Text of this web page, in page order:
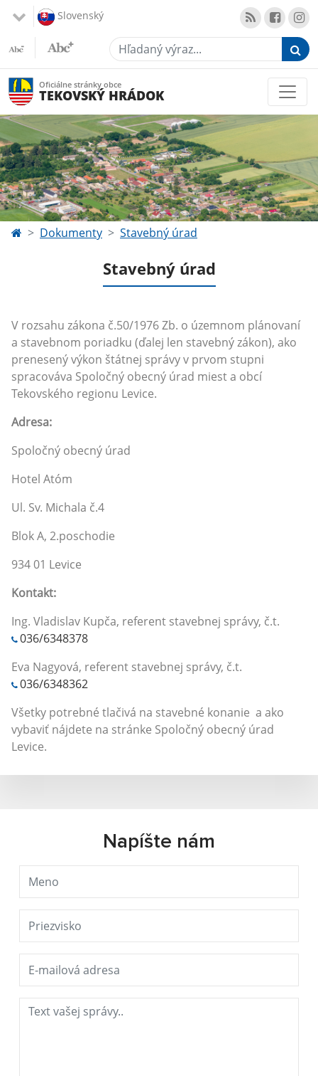
Slovenský
Hľadaný výraz...
Oficiálne stránky obce
TEKOVSKÝ HRÁDOK
Dokumenty Stavebný úrad
Stavebný úrad
V rozsahu zákona č.50/1976 Zb. o územnom plánovaní
a stavebnom poriadku (ďalej len stavebný zákon), ako
prenesený výkon štátnej správy v prvom stupni
spracováva Spoločný obecný úrad miest a obcí
Tekovského regionu Levice.
Adresa:
Spoločný obecný úrad
Hotel Atóm
Ul. Sv. Michala č.4
Blok A, 2.poschodie
934 01 Levice
Kontakt:
Ing. Vladislav Kupča, referent stavebnej správy, č.t.
036/6348378
Eva Nagyová, referent stavebnej správy, č.t.
036/6348362
Všetky potrebné tlačivá na stavebné konanie a ako
vybaviť nájdete na stránke Spoločný obecný úrad
Levice.
Napíšte nám